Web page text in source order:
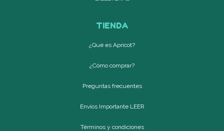
TIENDA
¿Qué es Apricot?
¿Cómo comprar?
Preguntas frecuentes
Envíos Importante LEER
Términos y condiciones